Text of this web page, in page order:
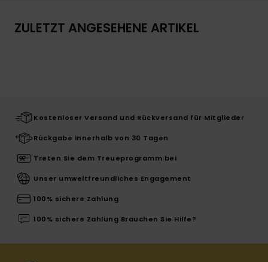
ZULETZT ANGESEHENE ARTIKEL
Kostenloser Versand und Rückversand für Mitglieder
Rückgabe innerhalb von 30 Tagen
Treten Sie dem Treueprogramm bei
Unser umweltfreundliches Engagement
100% sichere Zahlung
100% sichere Zahlung Brauchen Sie Hilfe?